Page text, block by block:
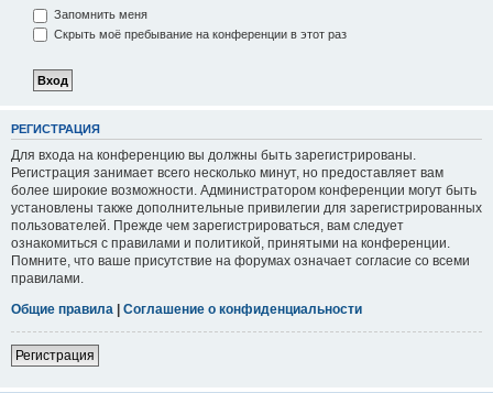
Запомнить меня
Скрыть моё пребывание на конференции в этот раз
РЕГИСТРАЦИЯ
Для входа на конференцию вы должны быть зарегистрированы.
Регистрация занимает всего несколько минут, но предоставляет вам
более широкие возможности. Администратором конференции могут быть
установлены также дополнительные привилегии для зарегистрированных
пользователей. Прежде чем зарегистрироваться, вам следует
ознакомиться с правилами и политикой, принятыми на конференции.
Помните, что ваше присутствие на форумах означает согласие со всеми
правилами.
Общие правила | Соглашение о конфиденциальности
Регистрация